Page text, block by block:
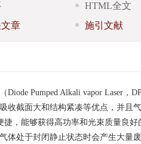
HTML全文
章
施引文献
Diode Pumped Alkali vapor Laser
收截面大和结构紧凑等优点，并且
捷，能够获得高功率和光束质量良
体处于封闭静止状态时会产生大量